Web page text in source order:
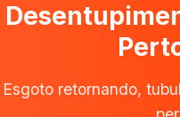
Esgoto retornando,